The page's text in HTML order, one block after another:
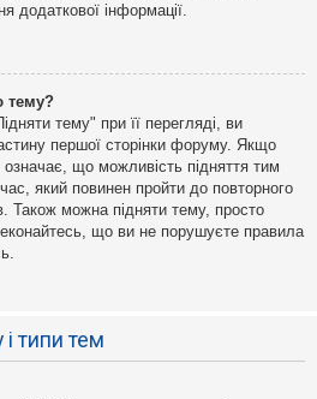
додаткової інформації.
тему?
тему" при її перегляді, ви
першої сторінки форуму. Якщо
означає, що можливість підняття тим
який повинен пройти до повторного
Також можна підняти тему, просто
що ви не порушуєте правила
типи тем